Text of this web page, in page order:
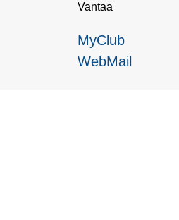
Vantaa
MyClub
WebMail